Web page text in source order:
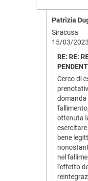
Patrizia
Siracusa
15/03/
RE: RE:
Cerco di
domanda
ottenuta
bene
nel
l'effetto